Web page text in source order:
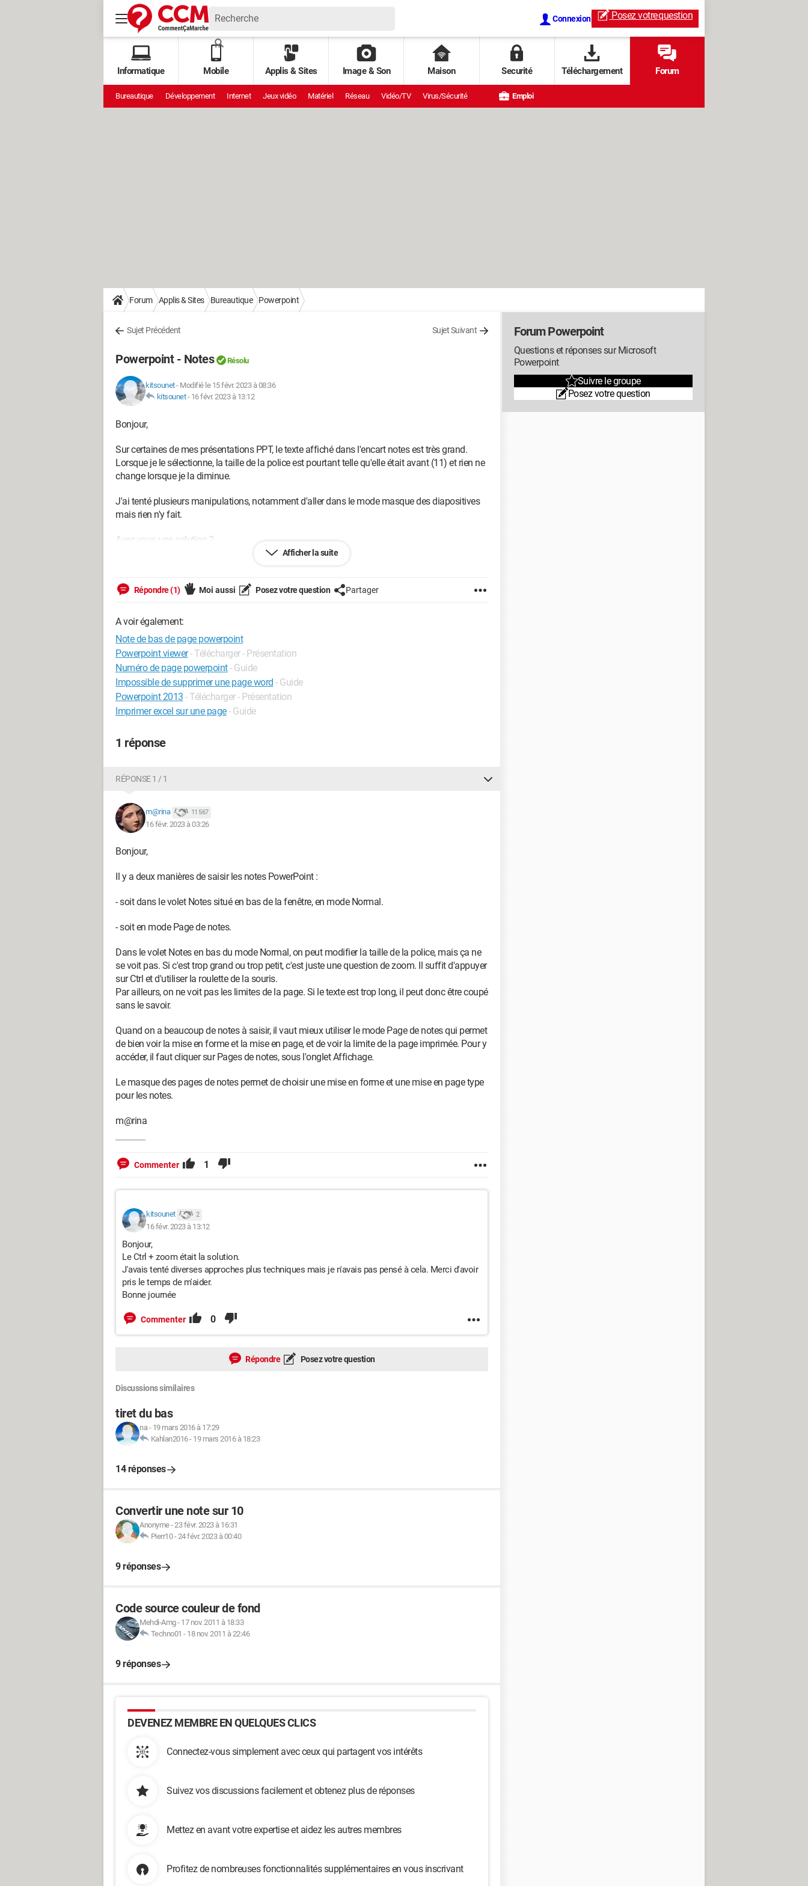
Connexion Posez votrequestion
Informatique Mobile Applis & Sites Image & Son Maison Securité Téléchargement Forum
Bureautique Développement Internet Jeux vidéo Matériel Réseau Vidéo/TV Virus/Sécurité Emploi
Forum Applis & Sites Bureautique Powerpoint
Sujet Précédent Sujet Suivant
Powerpoint - Notes Résolu
kitsounet- Modifié le 15 févr. 2023 à 08:36
kitsounet- 16 févr. 2023 à 13:12
Bonjour,
Sur certaines de mes présentations PPT, le texte affiché dans l'encart notes est très grand.
Lorsque je le sélectionne, la taille de la police est pourtant telle qu'elle était avant (11) et rien ne
change lorsque je la diminue.
J'ai tenté plusieurs manipulations, notamment d'aller dans le mode masque des diapositives
mais rien n'y fait.
Avez vous une solution ?
Afficher la suite
Répondre (1) Moi aussi Posez votre question Partager
A voir également:
Note de bas de page powerpoint
Powerpoint viewer- Télécharger - Présentation
Numéro de page powerpoint- Guide
Impossible de supprimer une page word - Guide
Powerpoint 2013 - Télécharger - Présentation
Imprimer excel sur une page- Guide
1 réponse
RÉPONSE 1 / 1
m@rina 11 567
16 févr. 2023 à 03:26
Bonjour,
Il y a deux manières de saisir les notes PowerPoint :
- soit dans le volet Notes situé en bas de la fenêtre, en mode Normal.
- soit en mode Page de notes.
Dans le volet Notes en bas du mode Normal, on peut modifier la taille de la police, mais ça ne
se voit pas. Si c'est trop grand ou trop petit, c'est juste une question de zoom. Il suffit d'appuyer
sur Ctrl et d'utiliser la roulette de la souris.
Par ailleurs, on ne voit pas les limites de la page. Si le texte est trop long, il peut donc être coupé
sans le savoir.
Quand on a beaucoup de notes à saisir, il vaut mieux utiliser le mode Page de notes qui permet
de bien voir la mise en forme et la mise en page, et de voir la limite de la page imprimée. Pour y
accéder, il faut cliquer sur Pages de notes, sous l'onglet Affichage.
Le masque des pages de notes permet de choisir une mise en forme et une mise en page type
pour les notes.
m@rina
Commenter 1
kitsounet 2
16 févr. 2023 à 13:12
Bonjour,
Le Ctrl + zoom était la solution.
J'avais tenté diverses approches plus techniques mais je n'avais pas pensé à cela. Merci d'avoir
pris le temps de m'aider.
Bonne journée
Commenter 0
Répondre Posez votre question
Discussions similaires
tiret du bas
na- 19 mars 2016 à 17:29
Kahlan2016- 19 mars 2016 à 18:23
14 réponses
Convertir une note sur 10
Anonyme-23 févr. 2023 à 16:31
Pierr10-24 févr. 2023 à 00:40
9 réponses
Code source couleur de fond
Mehdi-Amg- 17 nov. 2011 à 18:33
Techno01 - 18 nov. 2011 à 22:46
9 réponses
DEVENEZ MEMBRE EN QUELQUES CLICS
Connectez-vous simplement avec ceux qui partagent vos intérêts
Suivez vos discussions facilement et obtenez plus de réponses
Mettez en avant votre expertise et aidez les autres membres
Profitez de nombreuses fonctionnalités supplémentaires en vous inscrivant
Forum Powerpoint
Questions et réponses sur Microsoft
Powerpoint
Suivre le groupe
Posez votre question